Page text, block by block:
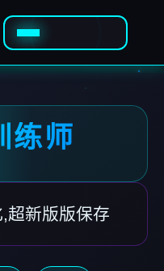
练师
超新版版保存